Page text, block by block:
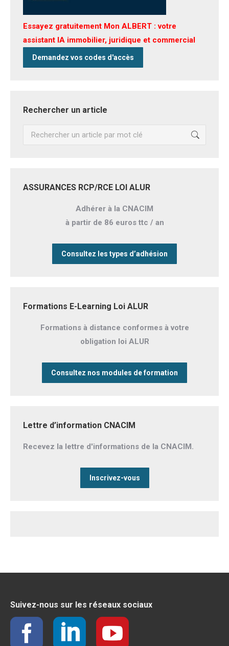
Essayez gratuitement Mon ALBERT : votre
assistant IA immobilier, juridique et commercial
Demandez vos codes d'accès
Rechercher un article
Recherche
ASSURANCES RCP/RCE LOI ALUR
Adhérer à la CNACIM
à partir de 86 euros ttc / an
Consultez les types d’adhésion
Formations E-Learning Loi ALUR
Formations à distance conformes à votre
obligation loi ALUR
Consultez nos modules de formation
Lettre d’information CNACIM
Recevez la lettre d'informations de la CNACIM.
Inscrivez-vous
Suivez-nous sur les réseaux sociaux